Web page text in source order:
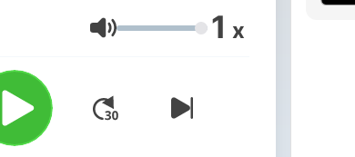
díly podcastu Historie
zločinu můžete
poslouchat v mobilní
mujRozhlas pro
a
nebo na webu
Volume 1 x